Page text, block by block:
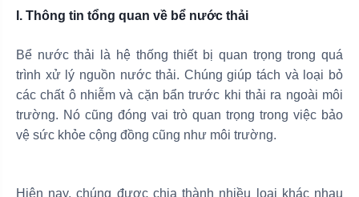
I. Thông tin tổng quan về bể nước thải
Bể nước thải là hệ thống thiết bị quan trọng trong quá
trình xử lý nguồn nước thải. Chúng giúp tách và loại bỏ
các chất ô nhiễm và cặn bẩn trước khi thải ra ngoài môi
trường. Nó cũng đóng vai trò quan trọng trong việc bảo
vệ sức khỏe cộng đồng cũng như môi trường.
Hiện nay, chúng được chia thành nhiều loại khác nhau